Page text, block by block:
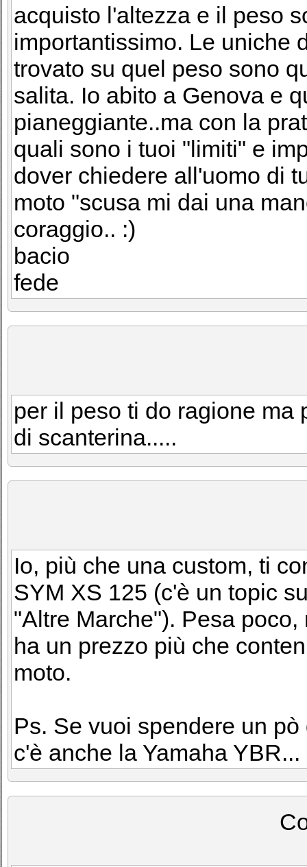
acquisto l'altezza e il peso
importantissimo. Le uniche
trovato su quel peso sono
salita. Io abito a Genova e
pianeggiante..ma con la
quali sono i tuoi "limiti" e
dover chiedere all'uomo di
moto "scusa mi dai una
coraggio.. :)
bacio
fede
per il peso ti do ragione ma
di scanterina.....
Io, più che una custom, ti
SYM XS 125 (c'è un topic
"Altre Marche"). Pesa
ha un prezzo più che
moto.
Ps. Se vuoi spendere un
c'è anche la Yamaha YBR...